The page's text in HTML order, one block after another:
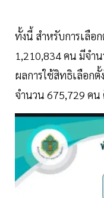
ทั้งนี้ สำหรับการเลือ
1,210,834 คน มีจำ
ผลการใช้สิทธิเลือกตั้
จำนวน 675,729 คน